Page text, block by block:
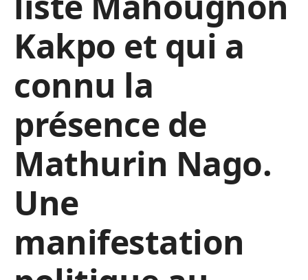
Kakpo et qui a
connu la
présence de
Mathurin Nago.
Une
manifestation